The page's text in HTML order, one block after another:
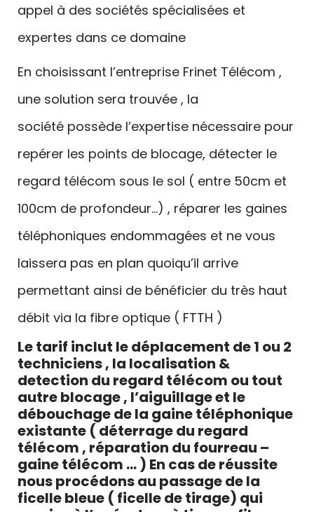
appel à des sociétés spécialisées et
expertes dans ce domaine
En choisissant l’entreprise Frinet Télécom ,
une solution sera trouvée , la
société possède l’expertise nécessaire pour
repérer les points de blocage, détecter le
regard télécom sous le sol ( entre 50cm et
100cm de profondeur…) , réparer les gaines
téléphoniques endommagées et ne vous
laissera pas en plan quoiqu’il arrive
permettant ainsi de bénéficier du très haut
débit via la fibre optique ( FTTH )
Le tarif inclut le déplacement de 1 ou 2
techniciens , la localisation &
detection du regard télécom ou tout
autre blocage , l’aiguillage et le
débouchage de la gaine téléphonique
existante ( déterrage du regard
télécom , réparation du fourreau –
gaine télécom … ) En cas de réussite
nous procédons au passage de la
ficelle bleue ( ficelle de tirage) qui